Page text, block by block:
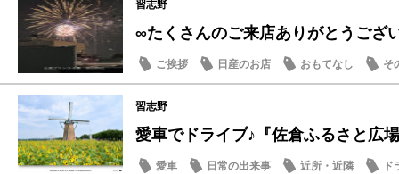
習志野
∞たくさんのご来店ありがとうござ
ご挨拶 日産のお店 おもてなし そ
習志野
愛車でドライブ♪『佐倉ふるさと広
愛車 日常の出来事 近所・近隣 ド